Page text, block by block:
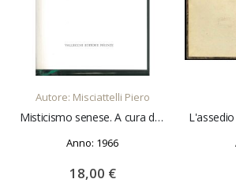
Autore: Misciattelli Piero
Misticismo senese. A cura di Aldo Lusini.
Anno: 1966
18,00 €